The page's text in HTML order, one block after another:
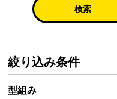
検索
絞り込み条件
型組み